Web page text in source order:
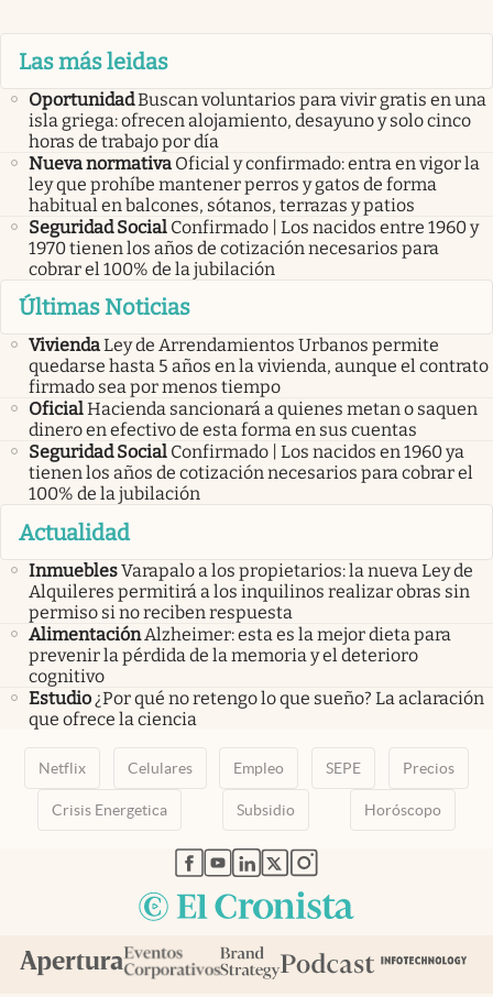
Las más leidas
OportunidadBuscan voluntarios para vivir gratis en una
isla griega: ofrecen alojamiento, desayuno y solo cinco
horas de trabajo por día
Nueva normativa Oficial y confirmado: entra en vigor la
ley que prohíbe mantener perros y gatos de forma
habitual en balcones, sótanos, terrazas y patios
Seguridad Social Confirmado | Los nacidos entre 1960 y
1970 tienen los años de cotización necesarios para
cobrar el 100% de la jubilación
Últimas Noticias
ViviendaLey de Arrendamientos Urbanos permite
quedarse hasta 5 años en la vivienda, aunque el contrato
firmado sea por menos tiempo
OficialHacienda sancionará a quienes metan o saquen
dinero en efectivo de esta forma en sus cuentas
Seguridad Social Confirmado | Los nacidos en 1960 ya
tienen los años de cotización necesarios para cobrar el
100% de la jubilación
Actualidad
InmueblesVarapalo a los propietarios: la nueva Ley de
Alquileres permitirá a los inquilinos realizar obras sin
permiso si no reciben respuesta
AlimentaciónAlzheimer: esta es la mejor dieta para
prevenir la pérdida de la memoria y el deterioro
cognitivo
Estudio¿Por qué no retengo lo que sueño? La aclaración
que ofrece la ciencia
Netflix Celulares Empleo SEPE Precios
Crisis Energetica Subsidio Horóscopo
abre en nueva pestaña
abre en nueva pestaña
abre en nueva pestaña
abre en nueva pestaña
abre en nueva pestaña